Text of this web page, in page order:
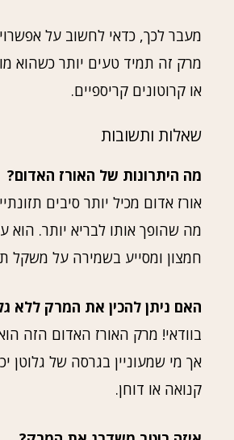
מעבר לכך, כדאי לחשוב על
מרק זה תמיד טעים יותר כשהוא
או קרוטונים קריספיים.
שאלות ותשובות
מה היתרונות של האורז האדום?
אורז אדום מכיל יותר סיבים
מה שהופך אותו לבריא יותר. הוא
חמצון ומסייע בשמירה על משקל
האם ניתן להכין את המרק ללא
בוודאי! מרק האורז האדום הזה
אך מי שמעוניין בגרסה של גלוטן
קנואה או דוחן.